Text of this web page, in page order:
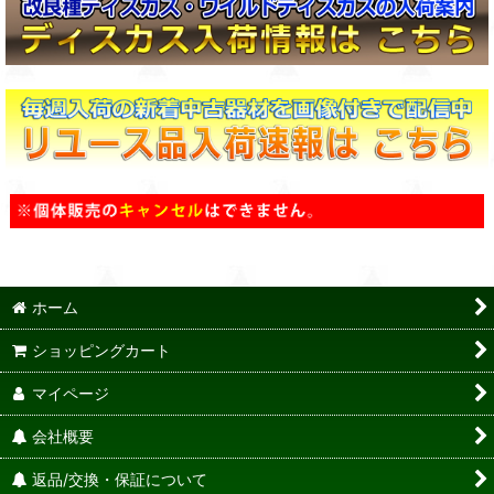
ホーム
ショッピングカート
マイページ
会社概要
返品/交換・保証について